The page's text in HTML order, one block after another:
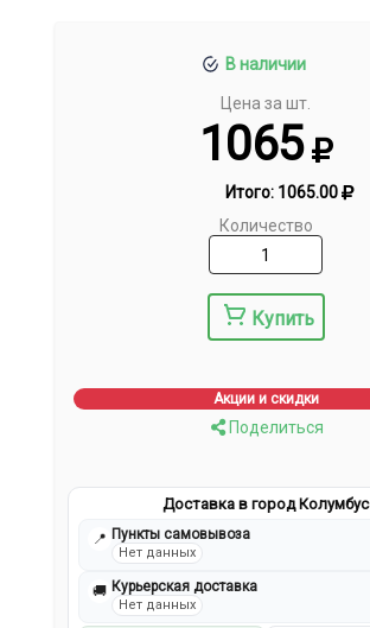
В наличии
Цена за шт.
1065
Итого: 1065.00
Количество
Купить
Акции и скидки
Поделиться
Доставка в город Колумбус
📍 Пункты самовывоза
Нет данных
🚚 Курьерская доставка
Нет данных